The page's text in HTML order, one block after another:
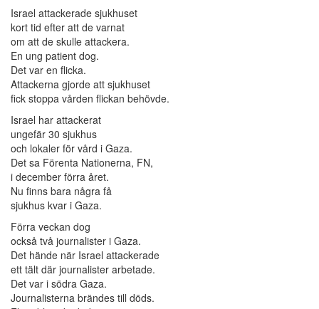
Israel attackerade sjukhuset
kort tid efter att de varnat
om att de skulle attackera.
En ung patient dog.
Det var en flicka.
Attackerna gjorde att sjukhuset
fick stoppa vården flickan behövde.
Israel har attackerat
ungefär 30 sjukhus
och lokaler för vård i Gaza.
Det sa Förenta Nationerna, FN,
i december förra året.
Nu finns bara några få
sjukhus kvar i Gaza.
Förra veckan dog
också två journalister i Gaza.
Det hände när Israel attackerade
ett tält där journalister arbetade.
Det var i södra Gaza.
Journalisterna brändes till döds.